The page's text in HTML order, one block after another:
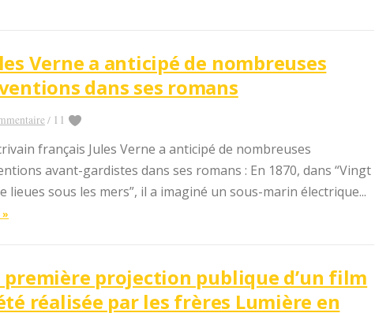
Verne a anticipé de nombreuses
dans ses romans
/ 11
français Jules Verne a anticipé de nombreuses
avant-gardistes dans ses romans : En 1870, dans “Vingt
lieues sous les mers”, il a imaginé un sous-marin électrique...
»
première projection publique d’un film
réalisée par les frères Lumière en